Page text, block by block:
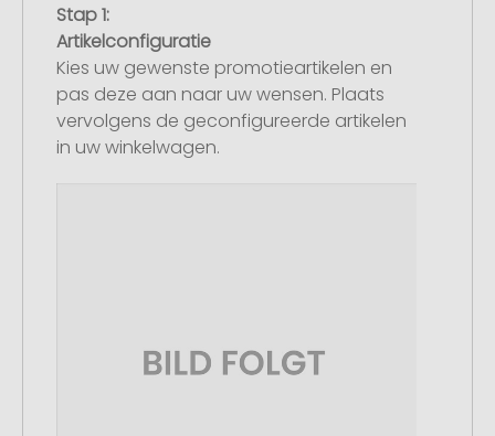
Stap 1:
Artikelconfiguratie
Kies uw gewenste promotieartikelen en
pas deze aan naar uw wensen. Plaats
vervolgens de geconfigureerde artikelen
in uw winkelwagen.